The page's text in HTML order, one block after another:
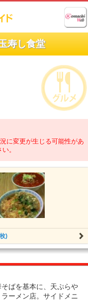
寿し食堂
に変更が生じる可能性があ
。
)
ばを基本に、天ぷらや
ーメン店。サイドメニ